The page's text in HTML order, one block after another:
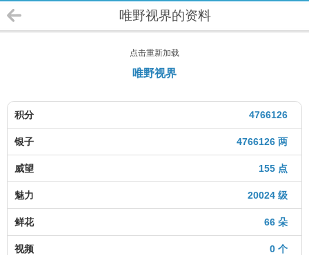
唯野视界的资料
点击重新加载
唯野视界
4766126
积分
4766126 两
银子
155 点
威望
20024 级
魅力
66 朵
鲜花
0 个
视频